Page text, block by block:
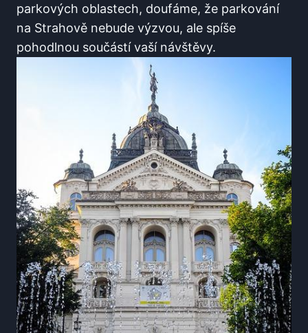
parkových oblastech, doufáme, že parkování
na Strahově nebude výzvou, ale spíše
‍pohodlnou součástí vaší ⁤návštěvy.